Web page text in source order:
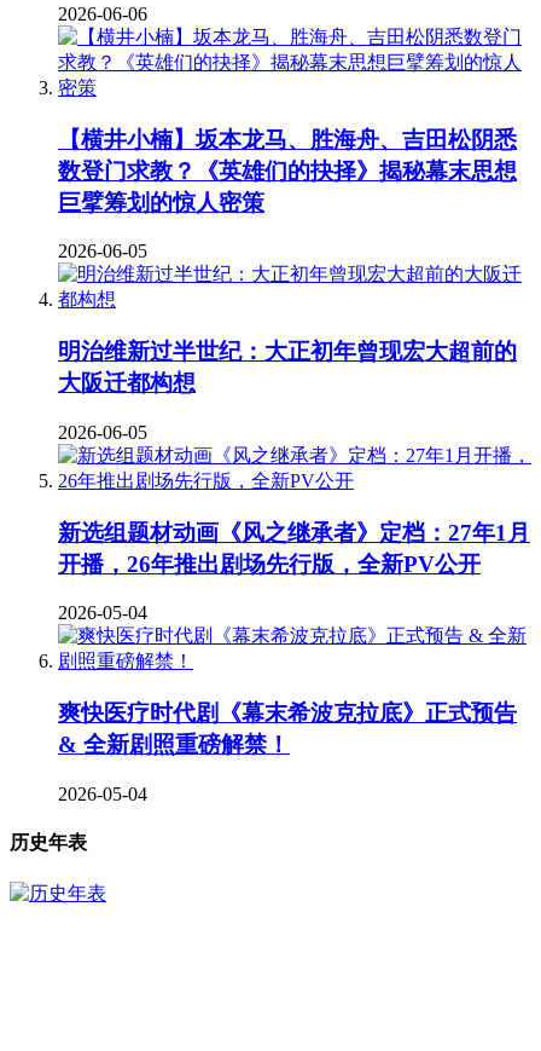
2026-06-06
【横井小楠】坂本龙马、胜海舟、吉田松阴悉
数登门求教？《英雄们的抉择》揭秘幕末思想
巨擘筹划的惊人密策
2026-06-05
明治维新过半世纪：大正初年曾现宏大超前的
大阪迁都构想
2026-06-05
新选组题材动画《风之继承者》定档：27年1月
开播，26年推出剧场先行版，全新PV公开
2026-05-04
爽快医疗时代剧《幕末希波克拉底》正式预告
& 全新剧照重磅解禁！
2026-05-04
历史年表